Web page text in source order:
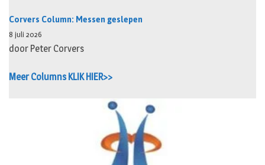
Corvers Column: Messen geslepen
8 juli 2026
door Peter Corvers
Meer Columns KLIK HIER>>